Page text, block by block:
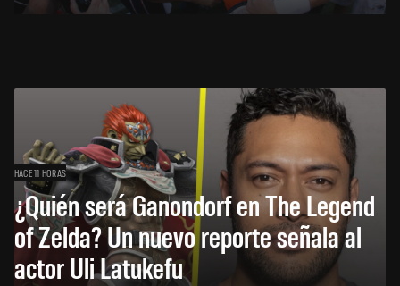
HACE 11 HORAS
¿Quién será Ganondorf en The Legend
of Zelda? Un nuevo reporte señala al
actor Uli Latukefu